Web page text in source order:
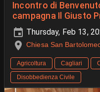
Incontro di
campagna Il Giusto
Thursday, Feb 13,
Chiesa San
Agricoltura Cagliari
Disobbedienza Civile